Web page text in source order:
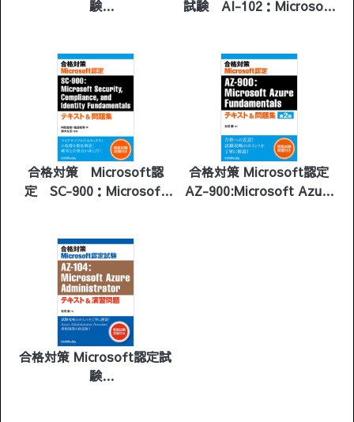
験
Infrastructure Solutions
の設計 テキスト＆問題集
試験 AI-102：Microsoft
合格対策 Microsoft認
定 SC-900：Microsoft
テキスト＆問題集
合格対策 Microsoft認定
AZ-900:Microsoft Azure
合格対策 Microsoft認定試
験